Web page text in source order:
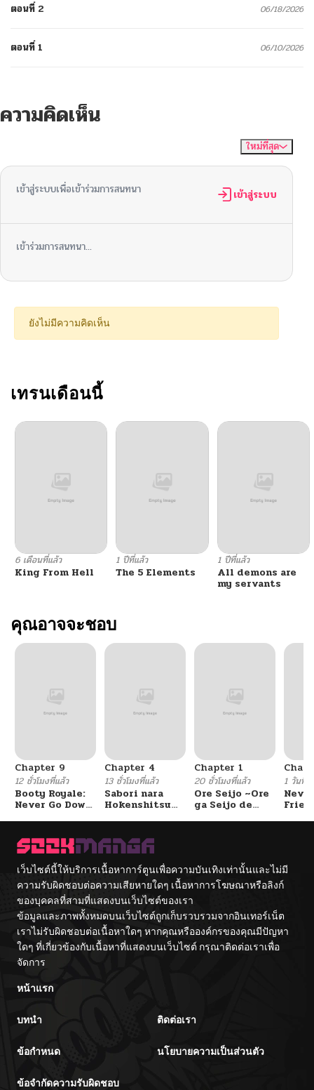
ตอนที่ 2 06/18/2026
ตอนที่ 1 06/10/2026
ความคิดเห็น
ใหม่ที่สุด
เข้าสู่ระบบเพื่อเข้าร่วมการสนทนา เข้าสู่ระบบ
เข้าร่วมการสนทนา...
ยังไม่มีความคิดเห็น
เทรนเดือนนี้
6 เดือนที่แล้ว
King From Hell
1 ปีที่แล้ว
The 5 Elements
1 ปีที่แล้ว
All demons are
my servants
คุณอาจจะชอบ
Chapter 9
12 ชั่วโมงที่แล้ว
Booty Royale:
Never Go Down
Chapter 4
13 ชั่วโมงที่แล้ว
Sabori nara
Hokenshitsu
Chapter 1
20 ชั่วโมงที่แล้ว
Ore Seijo ~Ore
ga Seijo de
Kouryaku
Itashimasu wa~
1 วันที่แ
เว็บไซต์นี้ให้บริการเนื้อหาการ์ตูนเพื่อความบันเทิงเท่านั้นและไม่มี
ความรับผิดชอบต่อความเสียหายใดๆ เนื้อหาการโฆษณาหรือลิงก์
ของบุคคลที่สามที่แสดงบนเว็บไซต์ของเรา
ข้อมูลและภาพทั้งหมดบนเว็บไซต์ถูกเก็บรวบรวมจากอินเทอร์เน็ต
เราไม่รับผิดชอบต่อเนื้อหาใดๆ หากคุณหรือองค์กรของคุณมีปัญหา
ใดๆ ที่เกี่ยวข้องกับเนื้อหาที่แสดงบนเว็บไซต์ กรุณาติดต่อเราเพื่อ
จัดการ
หน้าแรก
บทนำ ติดต่อเรา
ข้อกำหนด นโยบายความเป็นส่วนตัว
ข้อจำกัดความรับผิดชอบ